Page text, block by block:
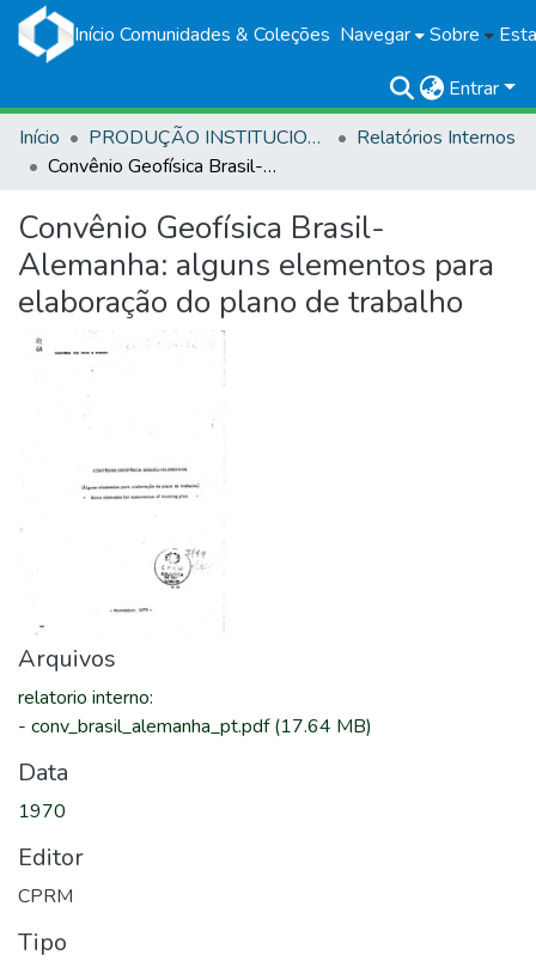
Início Comunidades & Coleções Navegar Sobre
Entrar
Início
PRODUÇÃO INSTITUCIONAL
Relatórios Internos
Convênio Geofísica Brasil-Alemanha: alguns elementos para elaboração do plano de trabalho
Convênio Geofísica Brasil-
Alemanha: alguns elementos para
elaboração do plano de trabalho
Arquivos
relatorio interno:
- conv_brasil_alemanha_pt.pdf(17.64 MB)
Data
1970
Editor
CPRM
Tipo